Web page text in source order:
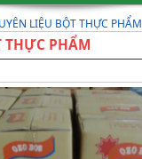
LIỆU BỘT THỰC PHẨM
THỰC PHẨM